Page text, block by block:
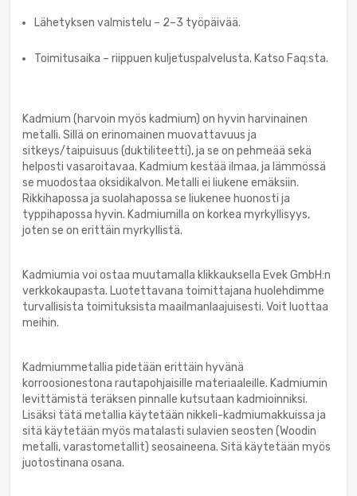
Lähetyksen valmistelu – 2–3 työpäivää.
Toimitusaika – riippuen kuljetuspalvelusta. Katso Faq:sta.
Kadmium (harvoin myös kadmium) on hyvin harvinainen
metalli. Sillä on erinomainen muovattavuus ja
sitkeys/taipuisuus (duktiliteetti), ja se on pehmeää sekä
helposti vasaroitavaa. Kadmium kestää ilmaa, ja lämmössä
se muodostaa oksidikalvon. Metalli ei liukene emäksiin.
Rikkihapossa ja suolahapossa se liukenee huonosti ja
typpihapossa hyvin. Kadmiumilla on korkea myrkyllisyys,
joten se on erittäin myrkyllistä.
Kadmiumia voi ostaa muutamalla klikkauksella Evek GmbH:n
verkkokaupasta. Luotettavana toimittajana huolehdimme
turvallisista toimituksista maailmanlaajuisesti. Voit luottaa
meihin.
Kadmiummetallia pidetään erittäin hyvänä
korroosionestona rautapohjaisille materiaaleille. Kadmiumin
levittämistä teräksen pinnalle kutsutaan kadmioinniksi.
Lisäksi tätä metallia käytetään nikkeli-kadmiumakkuissa ja
sitä käytetään myös matalasti sulavien seosten (Woodin
metalli, varastometallit) seosaineena. Sitä käytetään myös
juotostinana osana.